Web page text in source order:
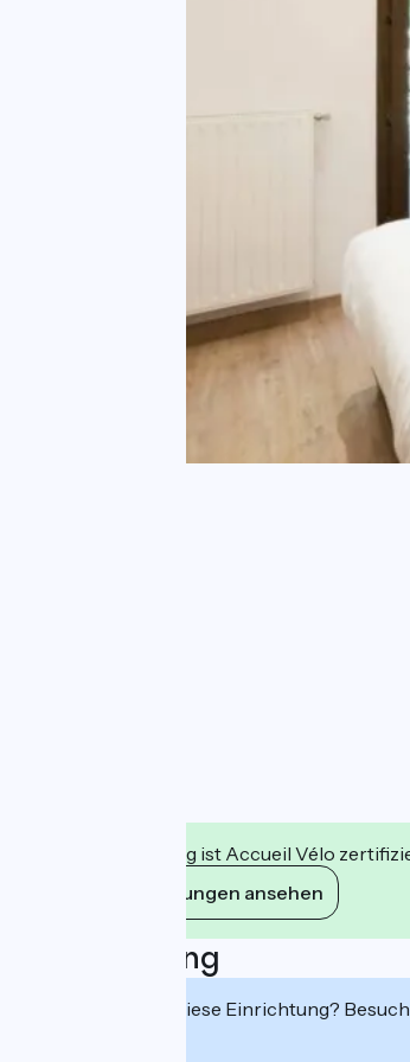
Diese Einrichtung ist Accueil Vélo
Ihre Verpflichtungen ansehen
Beschreibung
Interessiert Sie diese Einrichtung?